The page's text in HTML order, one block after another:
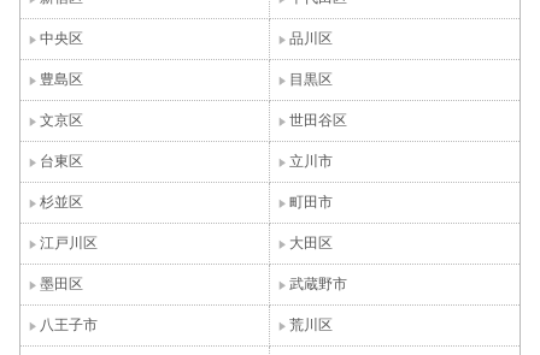
中央区 品川区
豊島区 目黒区
文京区 世田谷区
台東区 立川市
杉並区 町田市
江戸川区 大田区
墨田区 武蔵野市
八王子市 荒川区